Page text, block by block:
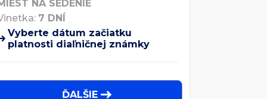
NA SEDENIE
7 DNÍ
Vyberte dátum začiatku
platnosti diaľničnej známky
ĎALŠIE